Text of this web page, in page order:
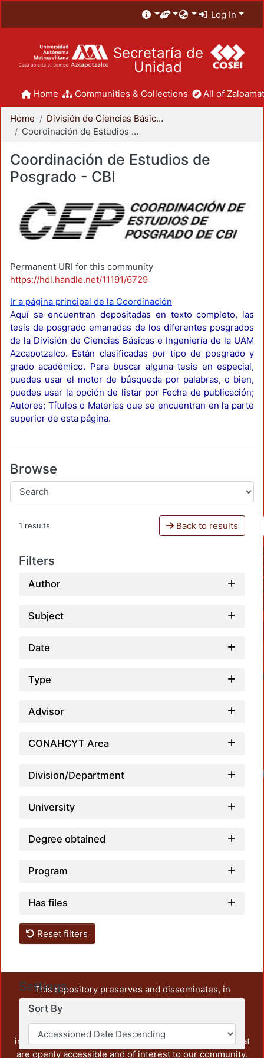
Log In
Secretaría de
Unidad
Home Communities & Collections All of
Home
División de Ciencias Básicas e Ingeniería
Coordinación de Estudios de Posgrado - CBI
Coordinación de Estudios de
Posgrado - CBI
Permanent URI for this community
https://hdl.handle.net/11191/6729
Ir a página principal de la Coordinación
Aquí se encuentran depositadas en texto completo, las
tesis de posgrado emanadas de los diferentes posgrados
de la División de Ciencias Básicas e Ingeniería de la UAM
Azcapotzalco. Están clasificadas por tipo de posgrado y
grado académico. Para buscar alguna tesis en especial,
puedes usar el motor de búsqueda por palabras, o bien,
puedes usar la opción de listar por Fecha de publicación;
Autores; Títulos o Materias que se encuentran en la parte
superior de esta página.
Browse
1 results Back to results
Filters
Author
Subject
Date
Type
Advisor
CONAHCYT Area
Division/Department
University
Degree obtained
Program
Has files
Reset filters
Settings
Sort By
This repository preserves and disseminates, in
unrestricted open access, the teaching and research
output of UAM Azcapotzalco. It also includes some
administrative and graphic documents from the
institution, as well as content from other institutions that
are openly accessible and of interest to our community.